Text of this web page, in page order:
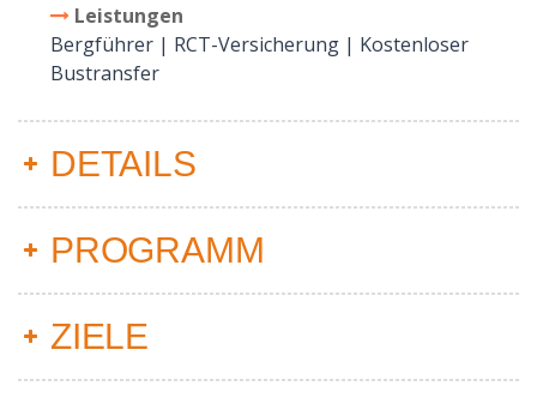
Leistungen
Bergführer | RCT-Versicherung | Kostenloser
Bustransfer
DETAILS
PROGRAMM
ZIELE